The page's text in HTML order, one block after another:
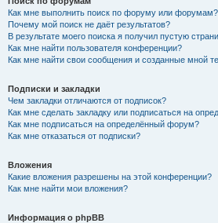
Как мне выполнить поиск по форуму или форумам?
Почему мой поиск не даёт результатов?
В результате моего поиска я получил пустую
Как мне найти пользователя конференции?
Как мне найти свои сообщения и созданные мной
Подписки и закладки
Чем закладки отличаются от подписок?
Как мне сделать закладку или подписаться на
Как мне подписаться на определённый форум?
Как мне отказаться от подписки?
Вложения
Какие вложения разрешены на этой конференции?
Как мне найти мои вложения?
Информация о phpBB